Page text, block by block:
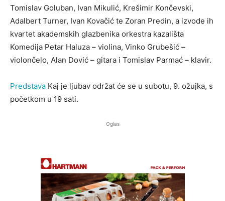
Tomislav Goluban, Ivan Mikulić, Krešimir Končevski,
Adalbert Turner, Ivan Kovačić te Zoran Predin, a izvode ih
kvartet akademskih glazbenika orkestra kazališta
Komedija Petar Haluza – violina, Vinko Grubešić –
violončelo, Alan Dović – gitara i Tomislav Parmać – klavir.
Predstava Kaj je ljubav održat će se u subotu, 9. ožujka, s
početkom u 19 sati.
Oglas